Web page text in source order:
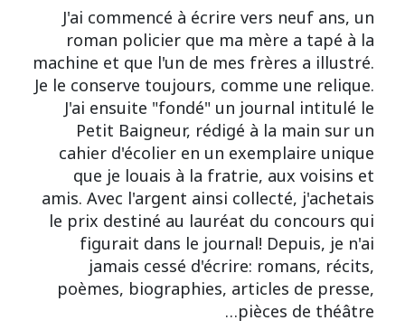
J'ai commencé à écrire vers neuf ans, un
roman policier que ma mère a tapé à la
machine et que l'un de mes frères a illustré.
Je le conserve toujours, comme une relique.
J'ai ensuite "fondé" un journal intitulé le
Petit Baigneur, rédigé à la main sur un
cahier d'écolier en un exemplaire unique
que je louais à la fratrie, aux voisins et
amis. Avec l'argent ainsi collecté, j'achetais
le prix destiné au lauréat du concours qui
figurait dans le journal! Depuis, je n'ai
jamais cessé d'écrire: romans, récits,
poèmes, biographies, articles de presse,
pièces de théâtre…